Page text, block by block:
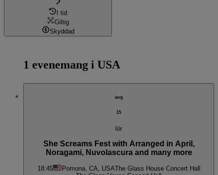
I tid
Giltig
Skyddad
1 evenemang i USA
aug
15
lör
She Screams Fest with Arranged in April,
Noragami, Nuvolascura and many more
18:45 Pomona, CA, USAThe Glass House Concert Hall